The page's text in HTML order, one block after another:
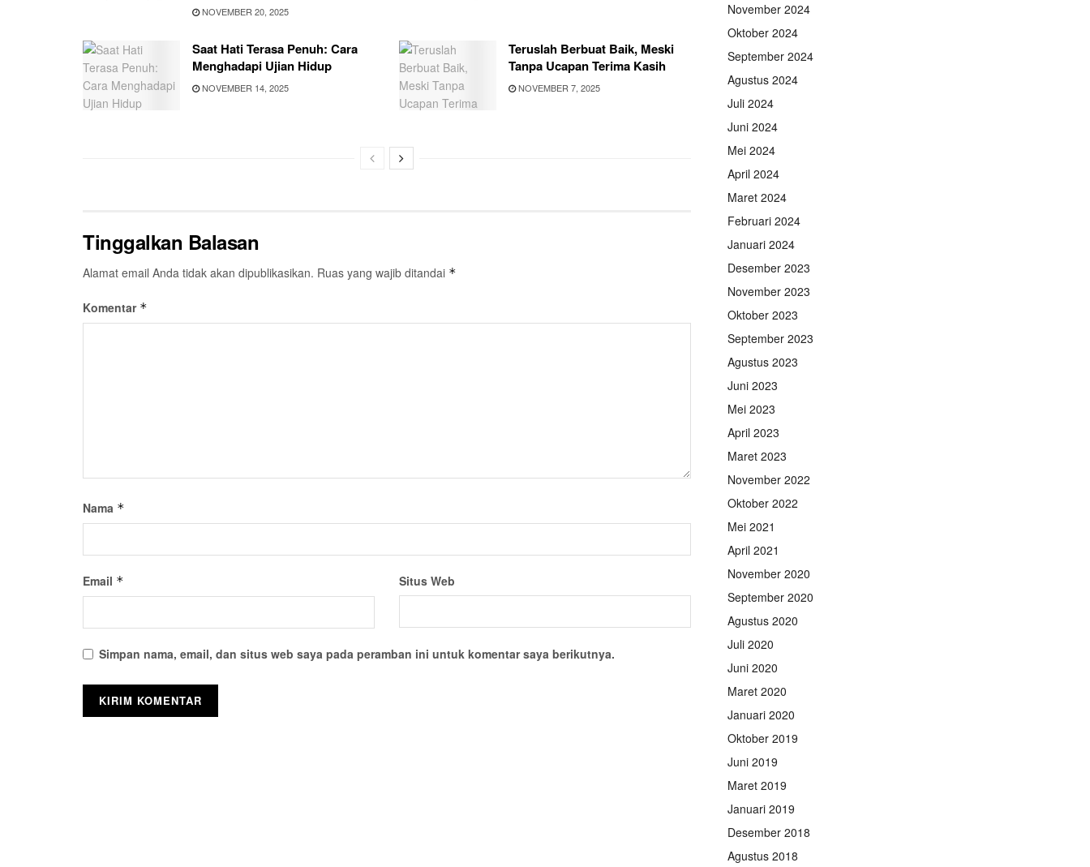
NOVEMBER 20, 2025
Saat Hati Terasa Penuh: Cara
Menghadapi Ujian Hidup
NOVEMBER 14, 2025
Teruslah Berbuat Baik, Meski
Tanpa Ucapan Terima Kasih
NOVEMBER 7, 2025
Tinggalkan Balasan
Alamat email Anda tidak akan dipublikasikan. Ruas yang wajib ditandai *
Komentar *
Nama *
Email * Situs Web
Simpan nama, email, dan situs web saya pada peramban ini untuk komentar saya berikutnya.
November 2024
Oktober 2024
September 2024
Agustus 2024
Juli 2024
Juni 2024
Mei 2024
April 2024
Maret 2024
Februari 2024
Januari 2024
Desember 2023
November 2023
Oktober 2023
September 2023
Agustus 2023
Juni 2023
Mei 2023
April 2023
Maret 2023
November 2022
Oktober 2022
Mei 2021
April 2021
November 2020
September 2020
Agustus 2020
Juli 2020
Juni 2020
Maret 2020
Januari 2020
Oktober 2019
Juni 2019
Maret 2019
Januari 2019
Desember 2018
Agustus 2018